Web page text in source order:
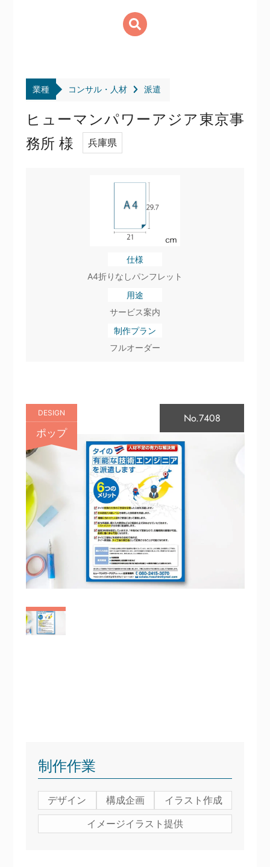
業種 コンサル・人材 派遣
ヒューマンパワーアジア東京事
務所 様
兵庫県
仕様
A4折りなしパンフレット
用途
サービス案内
制作プラン
フルオーダー
DESIGN
ポップ
No.7408
制作作業
デザイン 構成企画
イラスト作成
イメージイラスト提供